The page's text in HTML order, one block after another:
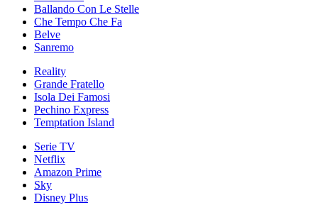
Ballando Con Le Stelle
Che Tempo Che Fa
Belve
Sanremo
Reality
Grande Fratello
Isola Dei Famosi
Pechino Express
Temptation Island
Serie TV
Netflix
Amazon Prime
Sky
Disney Plus